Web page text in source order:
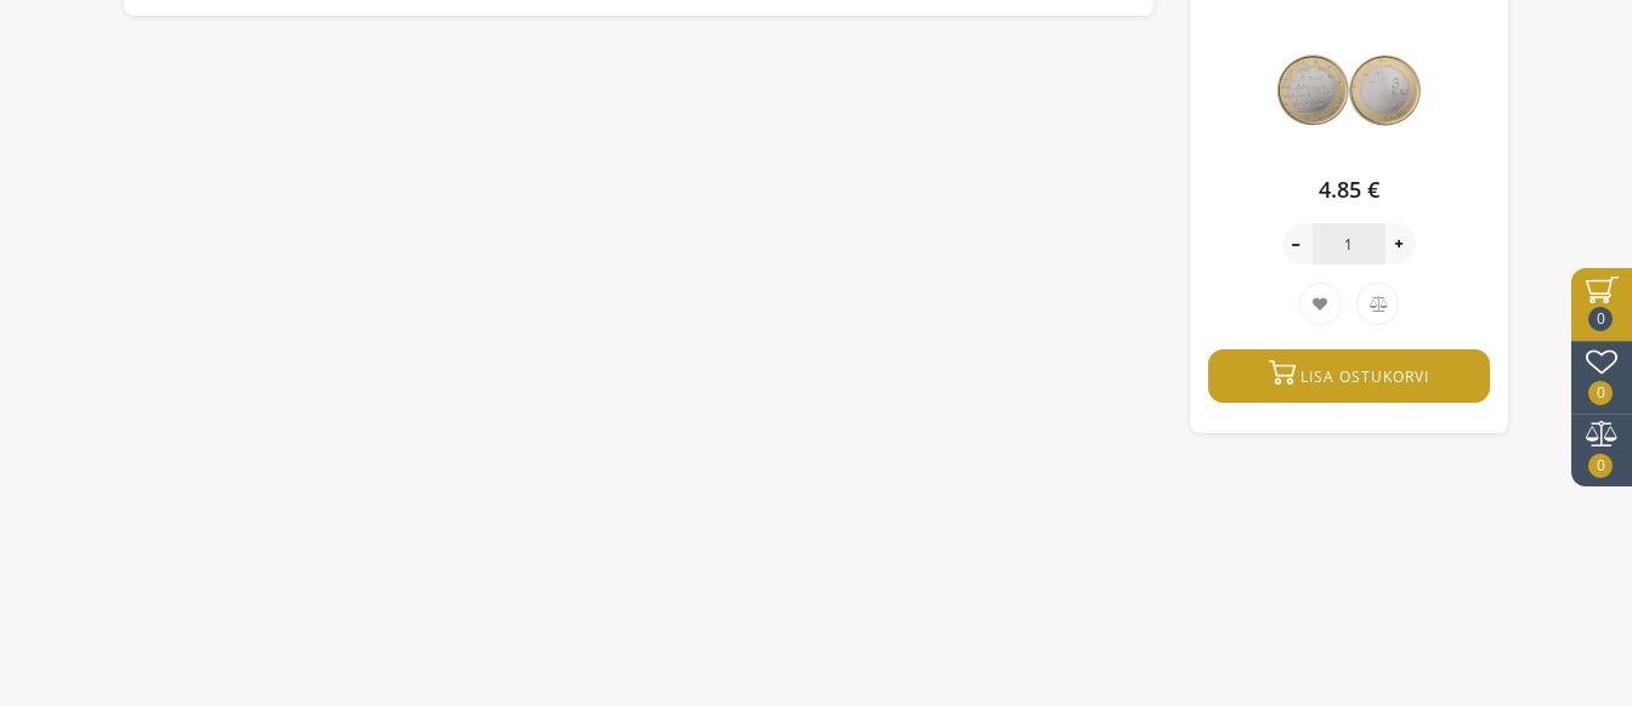
0
0
0
4.85 €
LISA OSTUKORVI